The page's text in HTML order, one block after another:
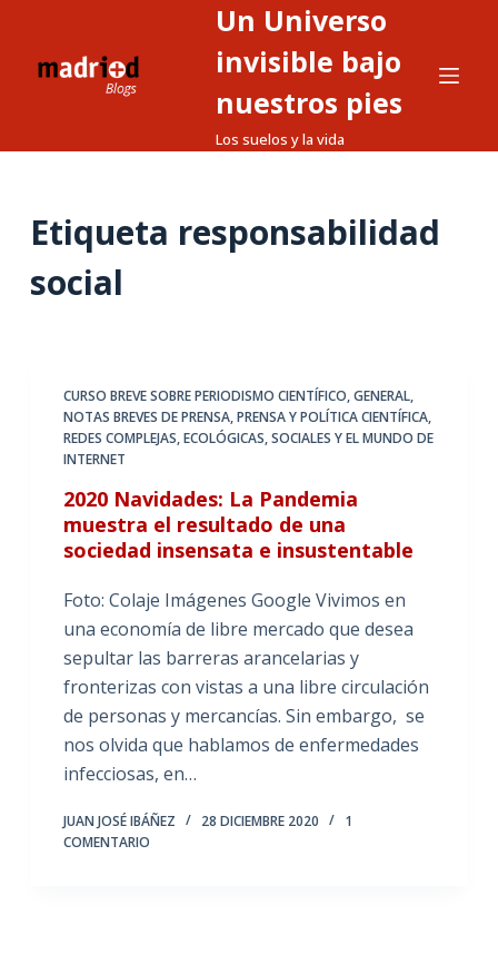
o
Un Universo
invisible bajo
nuestros pies
Los suelos y la vida
Etiqueta responsabilidad
social
CURSO BREVE SOBRE PERIODISMO CIENTÍFICO,GENERAL,
NOTAS BREVES DE PRENSA,PRENSA Y POLÍTICA CIENTÍFICA,
REDES COMPLEJAS, ECOLÓGICAS, SOCIALES Y EL MUNDO DE
INTERNET
2020 Navidades: La Pandemia
muestra el resultado de una
sociedad insensata e insustentable
Foto: Colaje Imágenes Google Vivimos en
una economía de libre mercado que desea
sepultar las barreras arancelarias y
fronterizas con vistas a una libre circulación
de personas y mercancías. Sin embargo, se
nos olvida que hablamos de enfermedades
infecciosas, en…
JUAN JOSÉ IBÁÑEZ 28 DICIEMBRE 2020
1
COMENTARIO